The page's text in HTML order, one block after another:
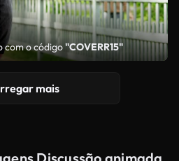
com o código"COVERR15"
mais